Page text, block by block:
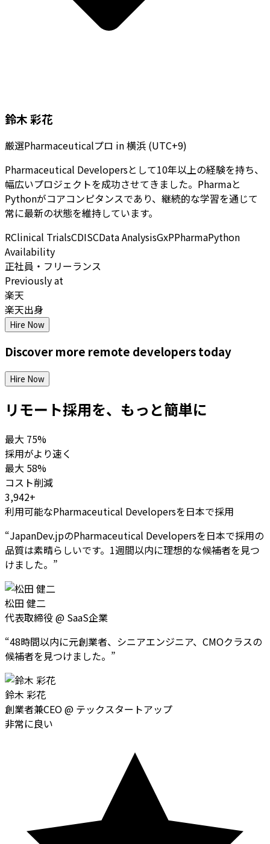
鈴木 彩花
厳選Pharmaceuticalプロ in横浜 (UTC+9)
Pharmaceutical Developersとして10年以上の経験を持ち、
幅広いプロジェクトを成功させてきました。Pharmaと
Pythonがコアコンピタンスであり、継続的な学習を通じて
常に最新の状態を維持しています。
RClinical TrialsCDISCData AnalysisGxPPharmaPython
Availability
正社員・フリーランス
Previously at
楽天
楽天出身
Hire Now
Discover more remote developerstoday
Hire Now
リモート採用を、もっと簡単に
最大 75%
採用がより速く
最大 58%
コスト削減
3,942+
利用可能なPharmaceutical Developersを日本で採用
“JapanDev.jpのPharmaceutical Developersを日本で採用の
品質は素晴らしいです。1週間以内に理想的な候補者を見つ
けました。 ”
松田 健二
代表取締役 @ SaaS企業
“48時間以内に元創業者、シニアエンジニア、CMOクラスの
候補者を見つけました。 ”
鈴木 彩花
創業者兼CEO@ テックスタートアップ
非常に良い